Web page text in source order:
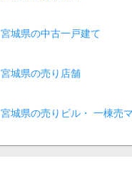
宮城県の中古一戸建て
宮城県の売り店舗
宮城県の売りビル・ 一棟売